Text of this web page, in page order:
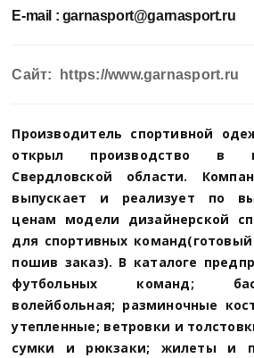
E-mail : garnasport@garnasport.ru
Сайт: https://www.garnasport.ru
Производитель спортивной
открыл производство в г.
Свердловской области.
выпускает и реализует по
ценам модели дизайнерской
для спортивных
пошив заказ). В каталоге
футбольных команд;
волейбольная; разминочные
утепленные; ветровки и
сумки и рюкзаки; жилеты и